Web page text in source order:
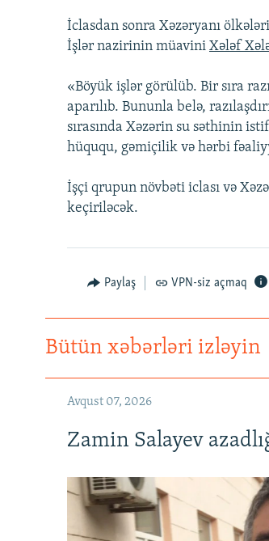
ARAŞDIRMA
MULTIMEDIA
FOTOQALEREYA
İNFOQRAFIKA
OXU ZALI
AZƏRBAYCAN ƏDƏBIYYATI KITABXANASI
İZ - MƏDƏNIYYƏT PROQRAMI
HAQQIMIZDA
MISSIYAMIZ
STANDARTLARIMIZ
MATERIALLARIMIZDAN ISTIFADƏ
XƏBƏR BÜLLETENLƏRIMIZ
İclasdan sonra Xəzəryanı
İşlər nazirinin müavini Xələf
«Böyük işlər görülüb. Bir sıra
aparılıb. Bununla belə,
sırasında Xəzərin su səthinin
hüququ, gəmiçilik və hərbi
İşçi qrupun növbəti iclası və
keçiriləcək.
Paylaş VPN-siz açmaq
Bütün xəbərləri izləyin
Avqust 07, 2026
Zamin Salayev